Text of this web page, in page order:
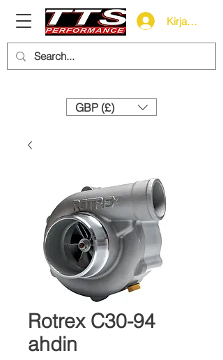
Kirjaudu
GBP (£)
Rotrex C30-94
ahdin